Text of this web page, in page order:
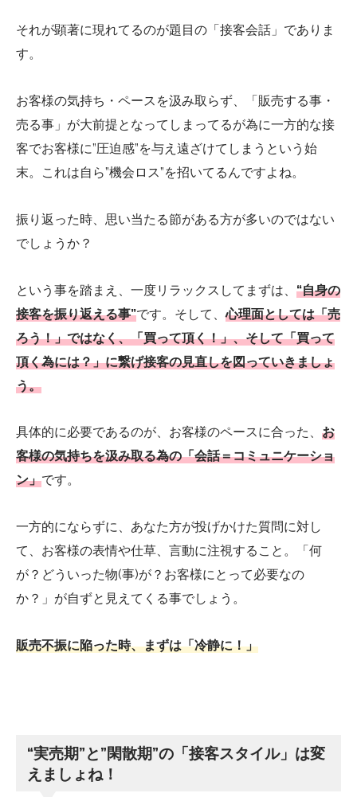
それが顕著に現れてるのが題目の「接客会話」でありま
す。
お客様の気持ち・ペースを汲み取らず、「販売する事・
売る事」が大前提となってしまってるが為に一方的な接
客でお客様に”圧迫感”を与え遠ざけてしまうという始
末。これは自ら”機会ロス”を招いてるんですよね。
振り返った時、思い当たる節がある方が多いのではない
でしょうか？
という事を踏まえ、一度リラックスしてまずは、 “自身の
接客を振り返える事”です。そして、心理面としては「売
ろう！」ではなく、「買って頂く！」、そして「買って
頂く為には？」に繋げ接客の見直しを図っていきましょ
う。
具体的に必要であるのが、お客様のペースに合った、 お
客様の気持ちを汲み取る為の「会話＝コミュニケーショ
ン」です。
一方的にならずに、あなた方が投げかけた質問に対し
て、お客様の表情や仕草、言動に注視すること。「何
が？どういった物(事)が？お客様にとって必要なの
か？」が自ずと見えてくる事でしょう。
販売不振に陥った時、まずは「冷静に！」
“実売期”と”閑散期”の「接客スタイル」は変
えましょね！